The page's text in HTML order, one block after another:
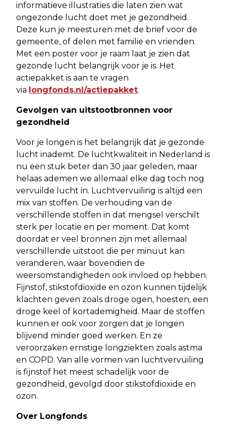
informatieve illustraties die laten zien wat
ongezonde lucht doet met je gezondheid.
Deze kun je meesturen met de brief voor de
gemeente, of delen met familie en vrienden.
Met een poster voor je raam laat je zien dat
gezonde lucht belangrijk voor je is. Het
actiepakket is aan te vragen
via longfonds.nl/actiepakket.
Gevolgen van uitstootbronnen voor
gezondheid
Voor je longen is het belangrijk dat je gezonde
lucht inademt. De luchtkwaliteit in Nederland is
nu een stuk beter dan 30 jaar geleden, maar
helaas ademen we allemaal elke dag toch nog
vervuilde lucht in. Luchtvervuiling is altijd een
mix van stoffen. De verhouding van de
verschillende stoffen in dat mengsel verschilt
sterk per locatie en per moment. Dat komt
doordat er veel bronnen zijn met allemaal
verschillende uitstoot die per minuut kan
veranderen, waar bovendien de
weersomstandigheden ook invloed op hebben.
Fijnstof, stikstofdioxide en ozon kunnen tijdelijk
klachten geven zoals droge ogen, hoesten, een
droge keel of kortademigheid. Maar de stoffen
kunnen er ook voor zorgen dat je longen
blijvend minder goed werken. En ze
veroorzaken ernstige longziekten zoals astma
en COPD. Van alle vormen van luchtvervuiling
is fijnstof het meest schadelijk voor de
gezondheid, gevolgd door stikstofdioxide en
ozon.
Over Longfonds